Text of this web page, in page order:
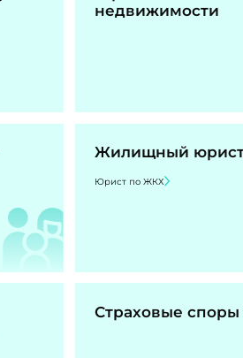
недвижимости
Жилищный
Юрист по ЖКХ
Страховые споры